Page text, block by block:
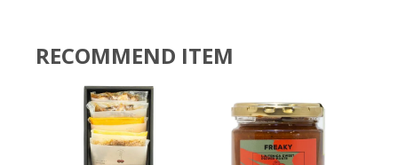
RECOMMEND ITEM